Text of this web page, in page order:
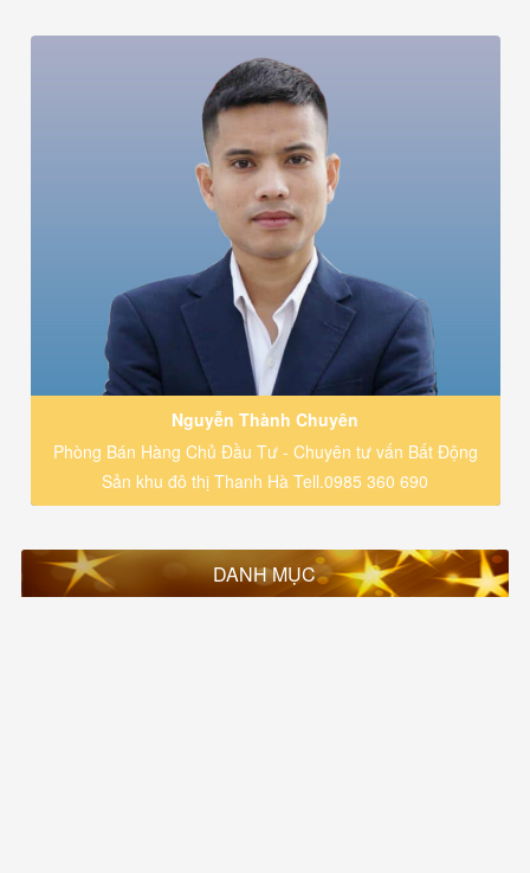
Nguyễn Thành Chuyên
Phòng Bán Hàng Chủ Đầu Tư - Chuyên tư vấn Bất Động
Sản khu đô thị Thanh Hà Tell.0985 360 690
DANH MỤC